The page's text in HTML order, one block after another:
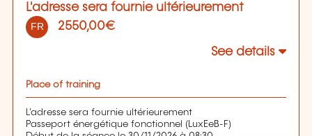
L'adresse sera fournie ultérieurement
FR 2550,00€
See details
Place of training
L'adresse sera fournie ultérieurement
Passeport énergétique fonctionnel (LuxEeB-F)